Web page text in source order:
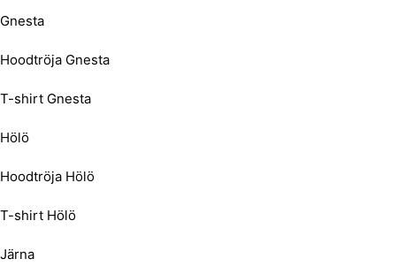
Gnesta
Hoodtröja Gnesta
T-shirt Gnesta
Hölö
Hoodtröja Hölö
T-shirt Hölö
Järna